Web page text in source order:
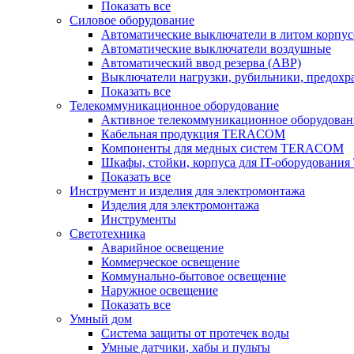
Показать все
Силовое оборудование
Автоматические выключатели в литом
Автоматические выключатели воздушные
Автоматический ввод резерва (АВР)
Выключатели нагрузки, рубильники,
Показать все
Телекоммуникационное оборудование
Активное телекоммуникационное
Кабельная продукция TERACOM
Компоненты для медных систем TERACOM
Шкафы, стойки, корпуса для IT-
Показать все
Инструмент и изделия для электромонтажа
Изделия для электромонтажа
Инструменты
Светотехника
Аварийное освещение
Коммерческое освещение
Коммунально-бытовое освещение
Наружное освещение
Показать все
Умный дом
Система защиты от протечек воды
Умные датчики, хабы и пульты